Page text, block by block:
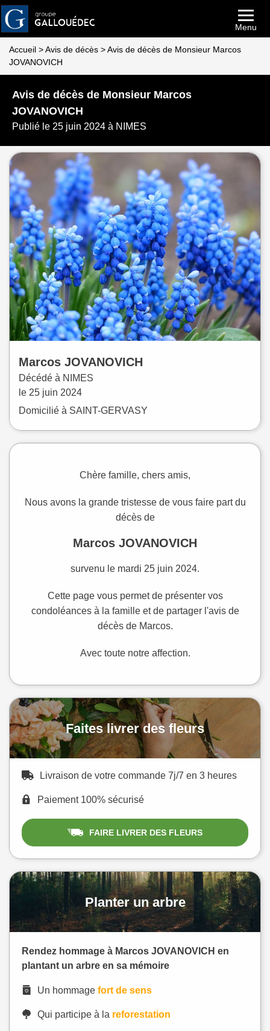
Menu
Accueil >Avis de décès >Avis de décès de Monsieur Marcos
JOVANOVICH
Avis de décès de Monsieur Marcos
JOVANOVICH
Publié le 25 juin 2024 à NIMES
Marcos JOVANOVICH
Décédé à NIMES
le 25 juin 2024
Domicilié à SAINT-GERVASY
Chère famille, chers amis,
Nous avons la grande tristesse de vous faire part du
décès de
Marcos JOVANOVICH
survenu le mardi 25 juin 2024.
Cette page vous permet de présenter vos
condoléances à la famille et de partager l'avis de
décès de Marcos.
Avec toute notre affection.
Faites livrer des fleurs
Livraison de votre commande 7j/7 en 3 heures
Paiement 100% sécurisé
FAIRE LIVRER DES FLEURS
Planter un arbre
Rendez hommage à Marcos JOVANOVICH en
plantant un arbre en sa mémoire
Un hommage fort de sens
Qui participe à la reforestation